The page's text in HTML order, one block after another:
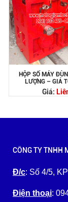
HỘP SỐ MÁY
LƯỢNG – GIÁ
Giá:
CÔNG TY TNHH
Đ/c: Số 4/5,
Điện thoại: